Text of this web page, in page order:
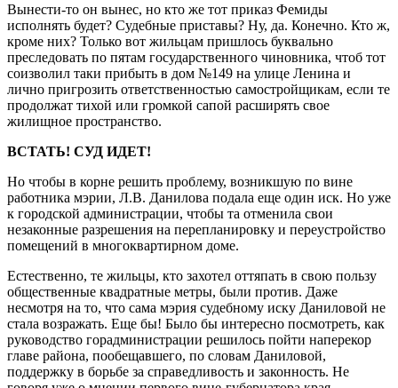
Вынести-то он вынес, но кто же тот приказ Фемиды
исполнять будет? Судебные приставы? Ну, да. Конечно. Кто ж,
кроме них? Только вот жильцам пришлось буквально
преследовать по пятам государственного чиновника, чтоб тот
соизволил таки прибыть в дом №149 на улице Ленина и
лично пригрозить ответственностью самостройщикам, если те
продолжат тихой или громкой сапой расширять свое
жилищное пространство.
ВСТАТЬ! СУД ИДЕТ!
Но чтобы в корне решить проблему, возникшую по вине
работника мэрии, Л.В. Данилова подала еще один иск. Но уже
к городской администрации, чтобы та отменила свои
незаконные разрешения на перепланировку и переустройство
помещений в многоквартирном доме.
Естественно, те жильцы, кто захотел оттяпать в свою пользу
общественные квадратные метры, были против. Даже
несмотря на то, что сама мэрия судебному иску Даниловой не
стала возражать. Еще бы! Было бы интересно посмотреть, как
руководство горадминистрации решилось пойти наперекор
главе района, пообещавшего, по словам Даниловой,
поддержку в борьбе за справедливость и законность. Не